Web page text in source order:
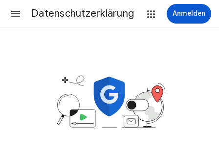
Datenschutzerklärung Anmelden